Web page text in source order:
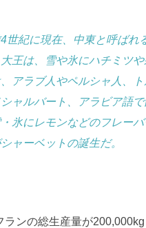
世紀に現在、中東と呼ばれ
大王は、雪や氷にハチミツ
アラブ人やペルシャ人、
ャルバート、アラビア語
氷にレモンなどのフレー
ャーベットの誕生だ。
ランの総生産量が